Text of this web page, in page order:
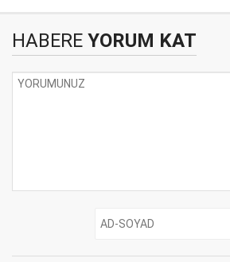
HABERE YORUM KAT